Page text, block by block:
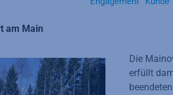
am Main
Die
erfüllt